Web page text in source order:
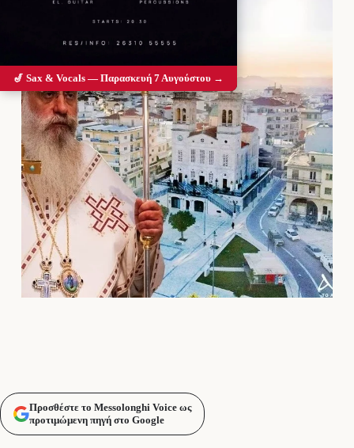
Προσθέστε το Messolonghi Voice ως
προτιμώμενη πηγή στο Google
🎷 Sax & Vocals — Παρασκευή 7 Αυγούστου →